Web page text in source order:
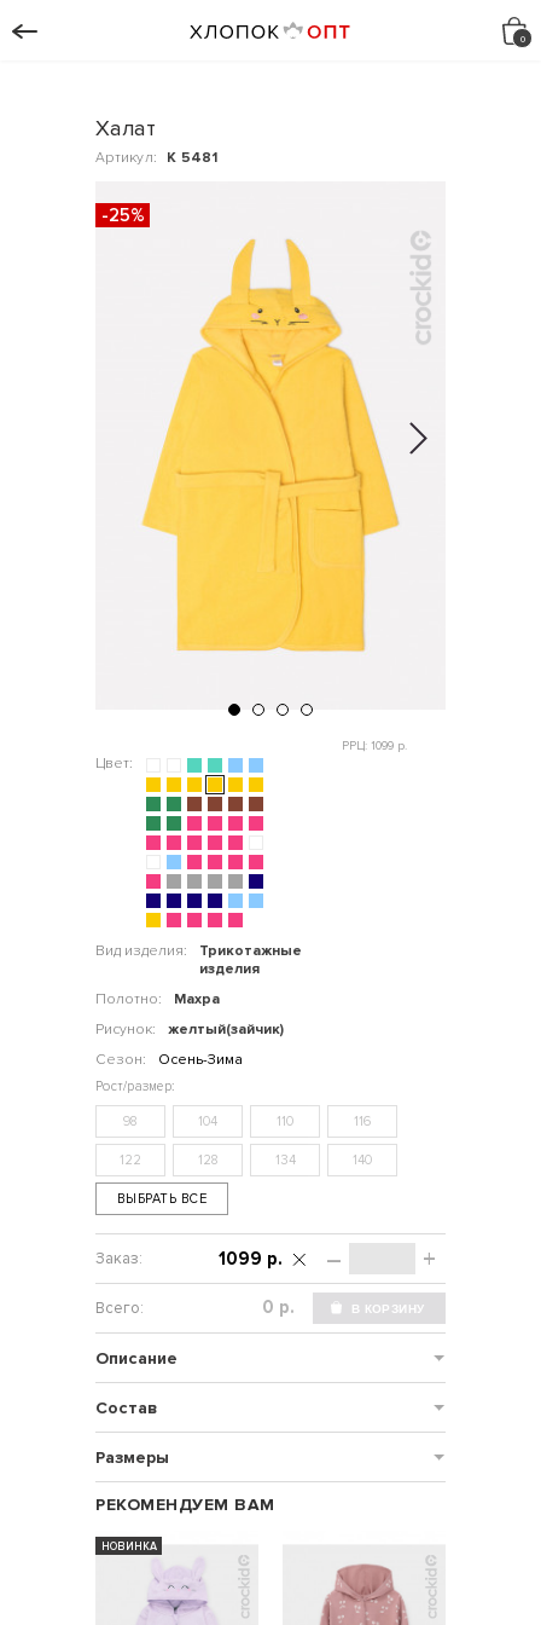
Халат
Артикул: К 5481
-25%
Цвет:
Вид изделия:
Трикотажные
изделия
Полотно:
Махра
Рисунок:
желтый(зайчик)
Сезон:
Осень-Зима
РРЦ: 1099 р.
98 104 110 116
122 128 134 140
ВЫБРАТЬ ВСЕ
– +
1099 р.
р.
Описание
Состав
Размеры
РЕКОМЕНДУЕМ ВАМ
НОВИНКА